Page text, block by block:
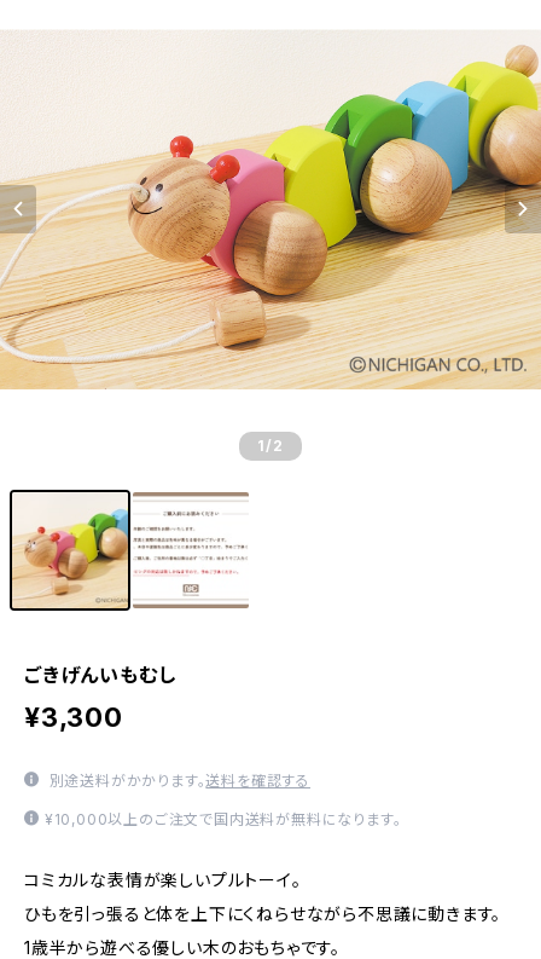
1 /2
ごきげんいもむし
¥3,300
別途送料がかかります。送料を確認する
¥10,000以上のご注文で国内送料が無料になります。
コミカルな表情が楽しいプルトーイ。
ひもを引っ張ると体を上下にくねらせながら不思議に動きます。
1歳半から遊べる優しい木のおもちゃです。